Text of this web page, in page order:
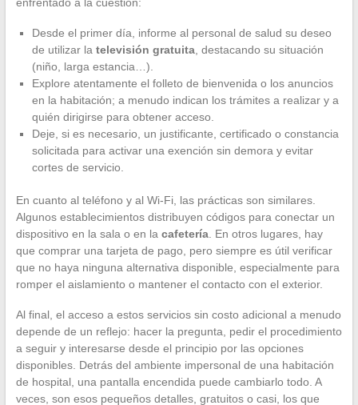
Desde el primer día, informe al personal de salud su deseo
de utilizar la televisión gratuita, destacando su situación
(niño, larga estancia…).
Explore atentamente el folleto de bienvenida o los anuncios
en la habitación; a menudo indican los trámites a realizar y a
quién dirigirse para obtener acceso.
Deje, si es necesario, un justificante, certificado o constancia
solicitada para activar una exención sin demora y evitar
cortes de servicio.
En cuanto al teléfono y al Wi-Fi, las prácticas son similares.
Algunos establecimientos distribuyen códigos para conectar un
dispositivo en la sala o en la cafetería. En otros lugares, hay
que comprar una tarjeta de pago, pero siempre es útil verificar
que no haya ninguna alternativa disponible, especialmente para
romper el aislamiento o mantener el contacto con el exterior.
Al final, el acceso a estos servicios sin costo adicional a menudo
depende de un reflejo: hacer la pregunta, pedir el procedimiento
a seguir y interesarse desde el principio por las opciones
disponibles. Detrás del ambiente impersonal de una habitación
de hospital, una pantalla encendida puede cambiarlo todo. A
veces, son esos pequeños detalles, gratuitos o casi, los que